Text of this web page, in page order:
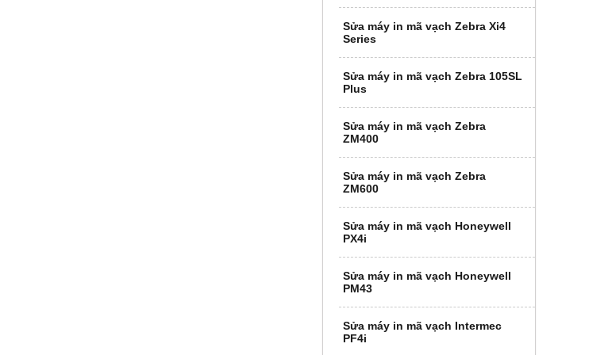
Sửa máy in mã vạch Zebra Xi4
Series
Sửa máy in mã vạch Zebra 105SL
Plus
Sửa máy in mã vạch Zebra
ZM400
Sửa máy in mã vạch Zebra
ZM600
Sửa máy in mã vạch Honeywell
PX4i
Sửa máy in mã vạch Honeywell
PM43
Sửa máy in mã vạch Intermec
PF4i